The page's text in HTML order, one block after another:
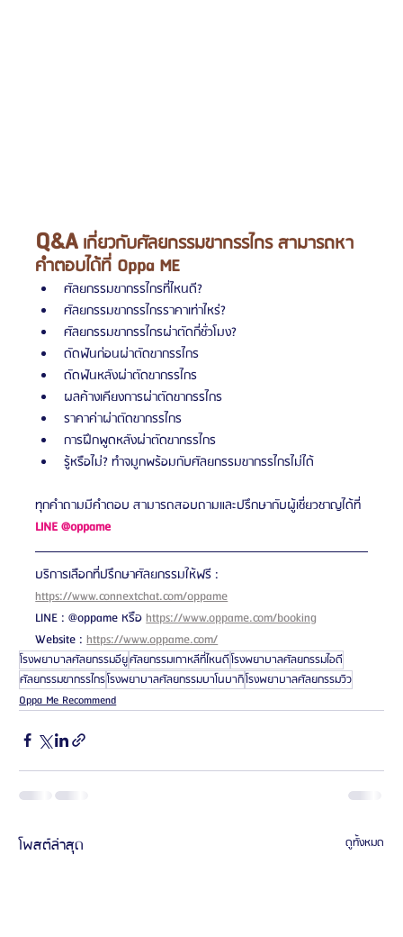
Q&A เกี่ยวกับศัลยกรรมขากรรไกร สามารถหา
คำตอบได้ที่ Oppa ME
ศัลยกรรมขากรรไกรที่ไหนดี?
ศัลยกรรมขากรรไกรราคาเท่าไหร่?
ศัลยกรรมขากรรไกรผ่าตัดกี่ชั่วโมง?
ดัดฟันก่อนผ่าตัดขากรรไกร
ดัดฟันหลังผ่าตัดขากรรไกร
ผลค้างเคียงการผ่าตัดขากรรไกร
ราคาค่าผ่าตัดขากรรไกร
การฝึกพูดหลังผ่าตัดขากรรไกร
รู้หรือไม่? ทำจมูกพร้อมกับศัลยกรรมขากรรไกรไม่ได้
ทุกคำถามมีคำตอบ สามารถสอบถามและปรึกษากับผู้เชี่ยวชาญได้ที่
LINE @oppame
บริการเลือกที่ปรึกษาศัลยกรรมให้ฟรี :
https://www.connextchat.com/oppame
LINE : @oppame หรือ https://www.oppame.com/booking
Website : https://www.oppame.com/
โรงพยาบาลศัลยกรรมอียูศัลยกรรมเกาหลีที่ไหนดีโรงพยาบาลศัลยกรรมไอดี
ศัลยกรรมขากรรไกรโรงพยาบาลศัลยกรรมบาโนบากิโรงพยาบาลศัลยกรรมวิว
Oppa Me Recommend
โพสต์ล่าสุด ดูทั้งหมด